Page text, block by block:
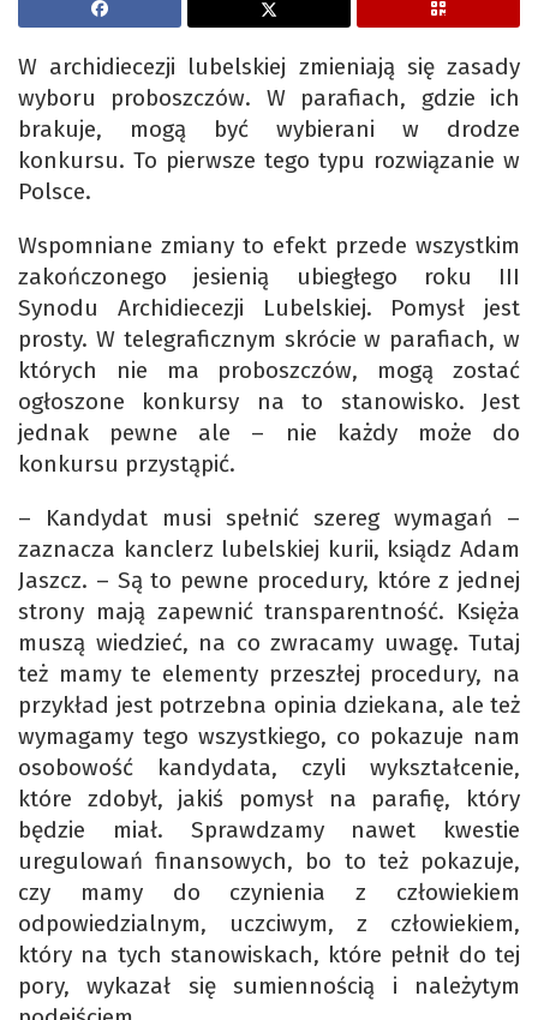
W archidiecezji lubelskiej zmieniają się zasady
wyboru proboszczów. W parafiach, gdzie ich
brakuje, mogą być wybierani w drodze
konkursu. To pierwsze tego typu rozwiązanie w
Polsce.
Wspomniane zmiany to efekt przede wszystkim
zakończonego jesienią ubiegłego roku III
Synodu Archidiecezji Lubelskiej. Pomysł jest
prosty. W telegraficznym skrócie w parafiach, w
których nie ma proboszczów, mogą zostać
ogłoszone konkursy na to stanowisko. Jest
jednak pewne ale – nie każdy może do
konkursu przystąpić.
– Kandydat musi spełnić szereg wymagań –
zaznacza kanclerz lubelskiej kurii, ksiądz Adam
Jaszcz. – Są to pewne procedury, które z jednej
strony mają zapewnić transparentność. Księża
muszą wiedzieć, na co zwracamy uwagę. Tutaj
też mamy te elementy przeszłej procedury, na
przykład jest potrzebna opinia dziekana, ale też
wymagamy tego wszystkiego, co pokazuje nam
osobowość kandydata, czyli wykształcenie,
które zdobył, jakiś pomysł na parafię, który
będzie miał. Sprawdzamy nawet kwestie
uregulowań finansowych, bo to też pokazuje,
czy mamy do czynienia z człowiekiem
odpowiedzialnym, uczciwym, z człowiekiem,
który na tych stanowiskach, które pełnił do tej
pory, wykazał się sumiennością i należytym